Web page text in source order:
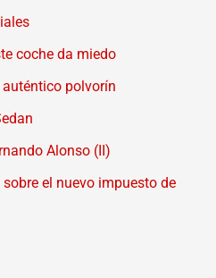
coche da miedo
auténtico polvorín
Alonso (II)
el nuevo impuesto de